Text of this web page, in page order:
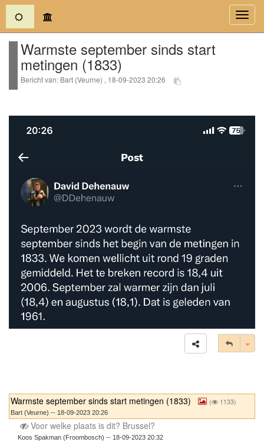
(current)
Warmste september sinds start
metingen (1833)
Bericht van: Bart (Veurne) , 18-09-2023 20:26
Warmste september sinds start metingen (1833) ( 1133)
Bart (Veurne) -- 18-09-2023 20:26
Voor welke plaats is dit? Brussel?
Koos Spakman (Froombosch) -- 18-09-2023 20:32